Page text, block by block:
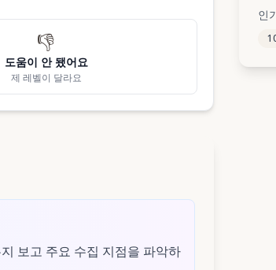
👎
도움이 안 됐어요
제 레벨이 달라요
보고 주요 수집 지점을 파악하
인